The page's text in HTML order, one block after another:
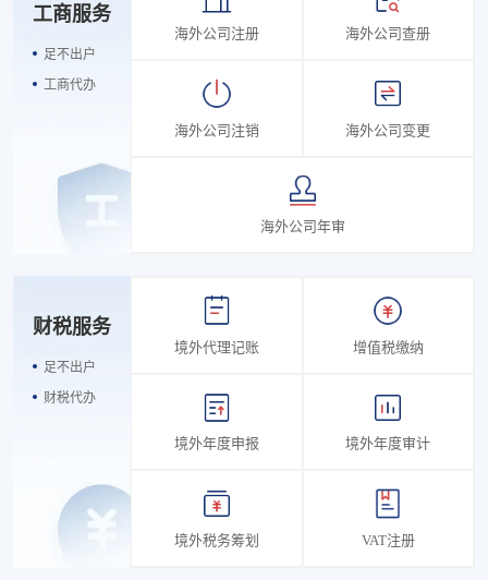
工商服务
足不出户
工商代办
海外公司注册 海外公司查册
海外公司注销 海外公司变更
海外公司年审
财税服务
足不出户
财税代办
境外代理记账 增值税缴纳
境外年度申报 境外年度审计
境外税务筹划 VAT注册